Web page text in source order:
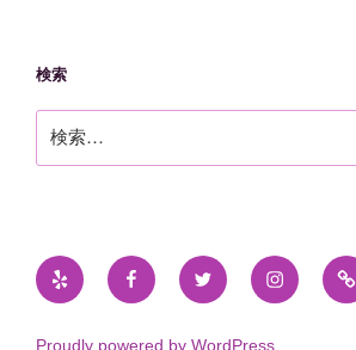
検索
索:
Yelp FacebookTwitter Instagram
メ
ー
Proudly powered by WordPress